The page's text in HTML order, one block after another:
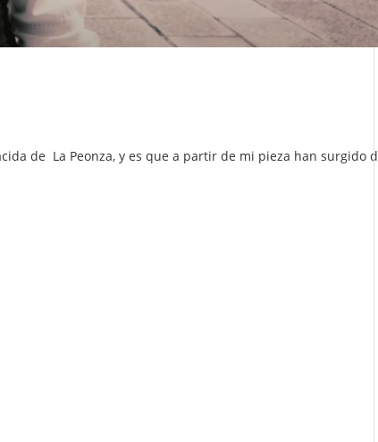
de La Peonza, y es que a partir de mi pieza han surgido